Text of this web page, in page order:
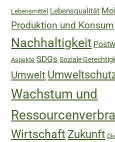
Lebensmittel Lebensqualität
Produktion und Konsum
Nachhaltigkeit
Aspekte SDGs Soziale
Umwelt
Wachstum und
Wirtschaft Zukunft